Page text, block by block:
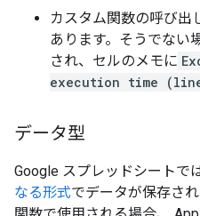
カスタム関数の呼び出
あります。そうでない
され、セルのメモに
execution time
データ型
Google スプレッドシートで
なる形式でデータが保存さ